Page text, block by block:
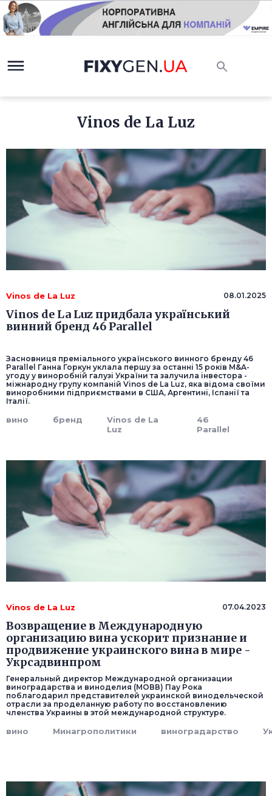
Vinos de La Luz
Vinos de La Luz 08.01.2025
Vinos de La Luz придбала український
винний бренд 46 Parallel
Засновниця преміального українського винного бренду 46
Parallel Ганна Горкун уклала першу за останні 15 років M&A-
угоду у виноробній галузі України та залучила інвестора -
міжнародну групу компаній Vinos de La Luz, яка відома своїми
виноробними підприємствами в США, Аргентині, Іспанії та
Італії.
вино бренд
Vinos de La
Luz
46
Parallel
Vinos de La Luz 07.04.2023
Возвращение в Международную
организацию вина ускорит признание и
продвижение украинского вина в мире -
Укрсадвинпром
Генеральный директор Международной организации
виноградарства и виноделия (МОВВ) Пау Рока
поблагодарил представителей украинской винодельческой
отрасли за проделанную работу по восстановлению
членства Украины в этой международной структуре.
вино Минагрополитики виноградарство